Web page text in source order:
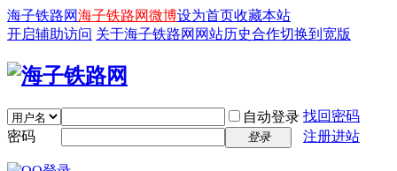
海子铁路网海子铁路网微博设为首页收藏本站
开启辅助访问 关于海子铁路网 网站历史合作切换到宽版
自动登录 找回密码
密码
登录 注册进站